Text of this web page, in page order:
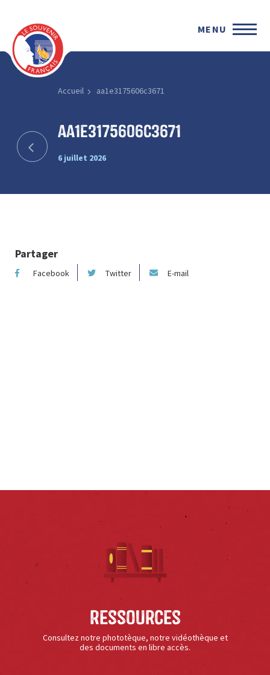
MENU
Accueil aa1e3175606c3671
aa1e3175606c3671
6 juillet 2026
Partager
Facebook Twitter E-mail
Ressources
Consultez notre phototèque, notre vidéothèque et
des documents en libre accès.